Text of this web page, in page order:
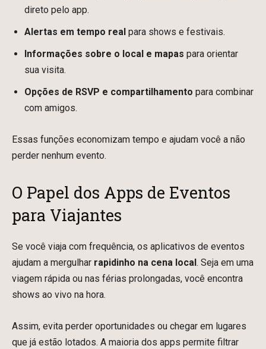
direto pelo app.
Alertas em tempo real para shows e festivais.
Informações sobre o local e mapas para orientar
sua visita.
Opções de RSVP e compartilhamento para combinar
com amigos.
Essas funções economizam tempo e ajudam você a não
perder nenhum evento.
O Papel dos Apps de Eventos
para Viajantes
Se você viaja com frequência, os aplicativos de eventos
ajudam a mergulhar rapidinho na cena local. Seja em uma
viagem rápida ou nas férias prolongadas, você encontra
shows ao vivo na hora.
Assim, evita perder oportunidades ou chegar em lugares
que já estão lotados. A maioria dos apps permite filtrar